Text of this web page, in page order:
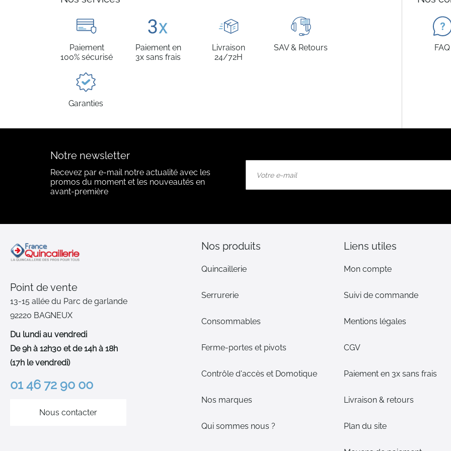
Paiement
100% sécurisé
Paiement en
3x sans frais
Livraison
24/72H
SAV & Retours
Garanties
FAQ
Notre newsletter
Recevez par e-mail notre actualité avec les
promos du moment et les nouveautés en
avant-première
notre
:
Point de vente
13-15 allée du Parc de garlande
92220 BAGNEUX
Du lundi au vendredi
De 9h à 12h30 et de 14h à 18h
(17h le vendredi)
01 46 72 90 00
Nous contacter
Nos produits
Quincaillerie
Serrurerie
Consommables
Ferme-portes et pivots
Contrôle d'accès et Domotique
Nos marques
Qui sommes nous ?
Liens utiles
Mon compte
Suivi de commande
Mentions légales
CGV
Paiement en 3x sans frais
Livraison & retours
Plan du site